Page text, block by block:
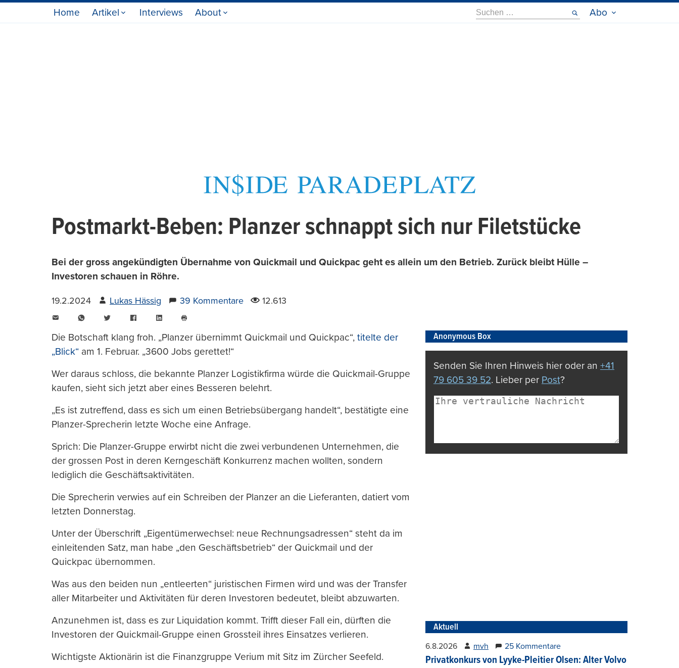
Home Artikel Interviews About
Suche
nach:
Abo
Postmarkt-Beben: Planzer schnappt sich nur Filetstücke
Bei der gross angekündigten Übernahme von Quickmail und Quickpac geht es allein um den Betrieb. Zurück bleibt Hülle –
Investoren schauen in Röhre.
19.2.2024 Lukas Hässig 39 Kommentare 12.613
WhatsAppTwitter FacebookLinkedIn
drucken
Die Botschaft klang froh. „Planzer übernimmt Quickmail und Quickpac“, titelte der
„Blick“ am 1. Februar. „3600 Jobs gerettet!“
Wer daraus schloss, die bekannte Planzer Logistikfirma würde die Quickmail-Gruppe
kaufen, sieht sich jetzt aber eines Besseren belehrt.
„Es ist zutreffend, dass es sich um einen Betriebsübergang handelt“, bestätigte eine
Planzer-Sprecherin letzte Woche eine Anfrage.
Sprich: Die Planzer-Gruppe erwirbt nicht die zwei verbundenen Unternehmen, die
der grossen Post in deren Kerngeschäft Konkurrenz machen wollten, sondern
lediglich die Geschäftsaktivitäten.
Die Sprecherin verwies auf ein Schreiben der Planzer an die Lieferanten, datiert vom
letzten Donnerstag.
Unter der Überschrift „Eigentümerwechsel: neue Rechnungsadressen“ steht da im
einleitenden Satz, man habe „den Geschäftsbetrieb“ der Quickmail und der
Quickpac übernommen.
Was aus den beiden nun „entleerten“ juristischen Firmen wird und was der Transfer
aller Mitarbeiter und Aktivitäten für deren Investoren bedeutet, bleibt abzuwarten.
Anzunehmen ist, dass es zur Liquidation kommt. Trifft dieser Fall ein, dürften die
Investoren der Quickmail-Gruppe einen Grossteil ihres Einsatzes verlieren.
Wichtigste Aktionärin ist die Finanzgruppe Verium mit Sitz im Zürcher Seefeld.
Anonymous Box
Senden Sie Ihren Hinweis hier oder an +41
79 605 39 52. Lieber per Post?
Aktuell
6.8.2026 mvh 25 Kommentare
Privatkonkurs von Lyyke-Pleitier Olsen: Alter Volvo